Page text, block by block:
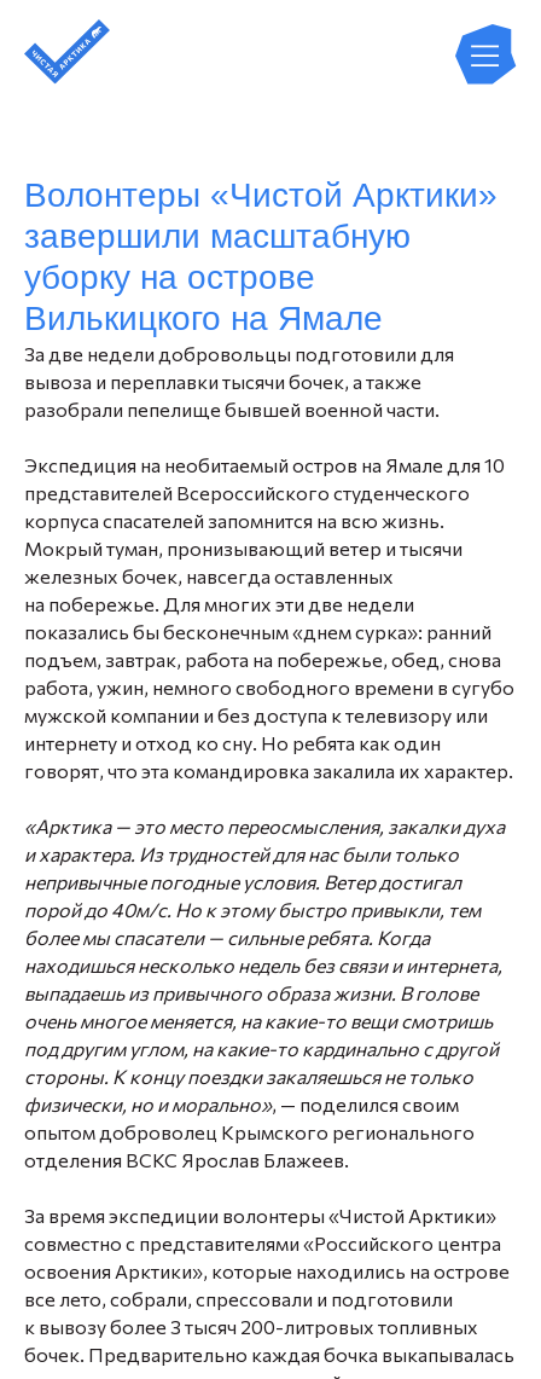
Волонтеры «Чистой Арктики»
завершили масштабную
уборку на острове
Вилькицкого на Ямале
За две недели добровольцы подготовили для
вывоза и переплавки тысячи бочек, а также
разобрали пепелище бывшей военной части.
Экспедиция на необитаемый остров на Ямале для 10
представителей Всероссийского студенческого
корпуса спасателей запомнится на всю жизнь.
Мокрый туман, пронизывающий ветер и тысячи
железных бочек, навсегда оставленных
на побережье. Для многих эти две недели
показались бы бесконечным «днем сурка»: ранний
подъем, завтрак, работа на побережье, обед, снова
работа, ужин, немного свободного времени в сугубо
мужской компании и без доступа к телевизору или
интернету и отход ко сну. Но ребята как один
говорят, что эта командировка закалила их характер.
«Арктика — это место переосмысления, закалки духа
и характера. Из трудностей для нас были только
непривычные погодные условия. Ветер достигал
порой до 40м/с. Но к этому быстро привыкли, тем
более мы спасатели — сильные ребята. Когда
находишься несколько недель без связи и интернета,
выпадаешь из привычного образа жизни. В голове
очень многое меняется, на какие-то вещи смотришь
под другим углом, на какие-то кардинально с другой
стороны. К концу поездки закаляешься не только
физически, но и морально», — поделился своим
опытом доброволец Крымского регионального
отделения ВСКС Ярослав Блажеев.
За время экспедиции волонтеры «Чистой Арктики»
совместно с представителями «Российского центра
освоения Арктики», которые находились на острове
все лето, собрали, спрессовали и подготовили
к вывозу более 3 тысяч 200-литровых топливных
бочек. Предварительно каждая бочка выкапывалась